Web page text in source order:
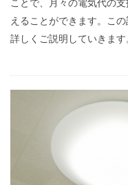
ことで、月々の電気代の
えることができます。こ
詳しくご説明していきます